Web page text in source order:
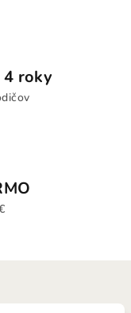
4 roky